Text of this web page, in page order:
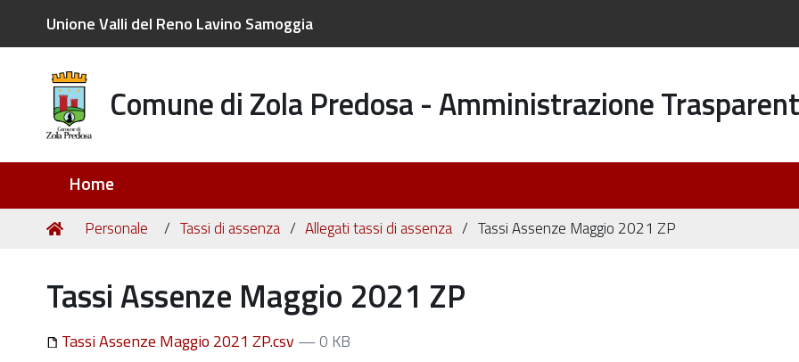
Unione Valli del Reno Lavino Samoggia
Comune di Zola Predosa - Amministrazione
Home
Tu
Home
Personale Tassi di assenza Allegati tassi di assenza Tassi Assenze Maggio 2021 ZP
Tassi Assenze Maggio 2021 ZP
Tassi Assenze Maggio 2021 ZP.csv — 0 KB